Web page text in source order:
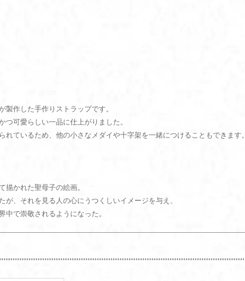
作した手作りストラップです。
つ可愛らしい一品に仕上がりました。
ているため、他の小さなメダイや十字架を一緒につけることもできます。
描かれた聖母子の絵画。
、それを見る人の心にうつくしいイメージを与え、
中で崇敬されるようになった。